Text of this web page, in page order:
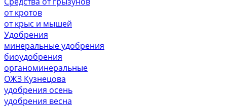
от кротов
от крыс и мышей
Удобрения
минеральные удобрения
биоудобрения
органоминеральные
ОЖЗ Кузнецова
удобрения осень
удобрения весна